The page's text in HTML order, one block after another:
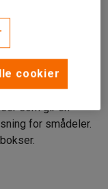
produkter
som gir en
for smådeler.
cookier